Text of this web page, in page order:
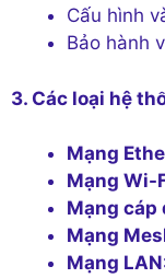
Cấu hình
Bảo hành
3. Các loại hệ
Mạng
Mạng Wi-
Mạng cáp
Mạng
Mạng